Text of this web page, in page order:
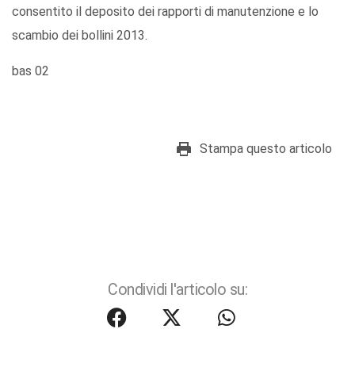
consentito il deposito dei rapporti di manutenzione e lo
scambio dei bollini 2013.
bas 02
Stampa questo articolo
Condividi l'articolo su: